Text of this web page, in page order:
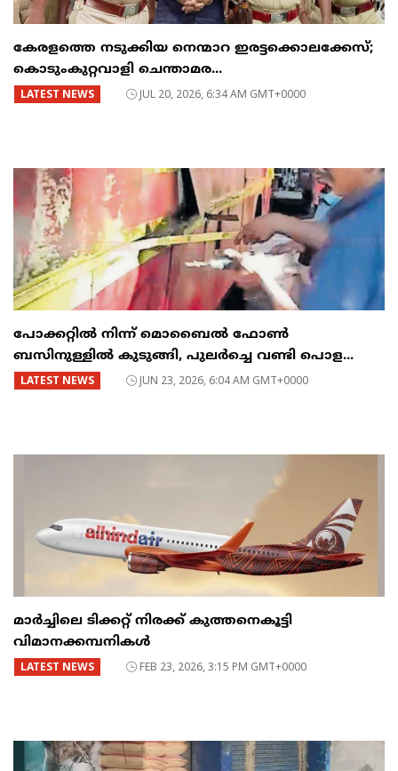
കേരളത്തെ നടുക്കിയ നെന്മാറ ഇരട്ടക്കൊലക്കേസ്;
കൊടുംകുറ്റവാളി ചെന്താമര...
LATEST NEWS JUL 20, 2026, 6:34 AM GMT+0000
പോക്കറ്റിൽ നിന്ന് മൊബൈൽ ഫോൺ
ബസിനുള്ളിൽ കുടുങ്ങി, പുലർച്ചെ വണ്ടി പൊള...
LATEST NEWS JUN 23, 2026, 6:04 AM GMT+0000
മാർച്ചിലെ ടിക്കറ്റ് നിരക്ക് കുത്തനെകൂട്ടി
വിമാനക്കമ്പനികൾ
LATEST NEWS FEB 23, 2026, 3:15 PM GMT+0000